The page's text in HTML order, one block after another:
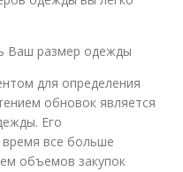
Ваш размер одежды
для определения
обновок является
Его
все больше
объемов закупок